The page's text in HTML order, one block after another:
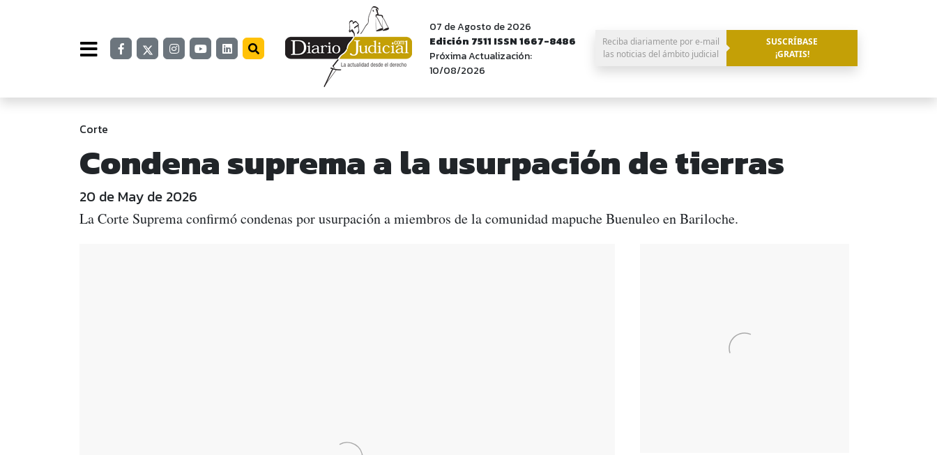
07 de Agosto de 2026
Edición 7511 ISSN 1667-8486
Próxima Actualización:
10/08/2026
Reciba diariamente por e-mail
las noticias del ámbito judicial
SUSCRÍBASE
¡GRATIS!
Corte
Condena suprema a la usurpación de tierras
20 de May de 2026
La Corte Suprema confirmó condenas por usurpación a miembros de la comunidad mapuche Buenuleo en Bariloche.